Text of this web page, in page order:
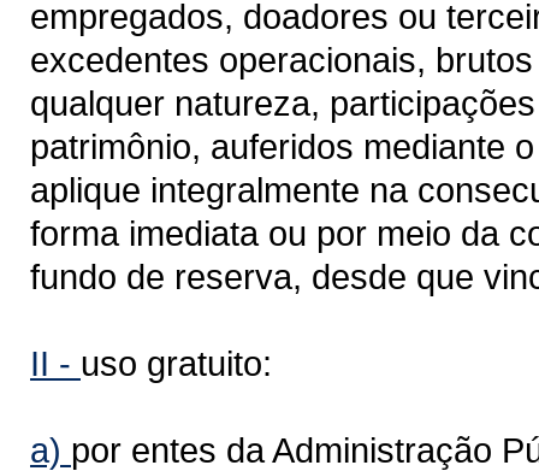
empregados, doadores ou
excedentes operacionais,
qualquer natureza,
patrimônio, auferidos mediante
aplique integralmente na
forma imediata ou por meio da
fundo de reserva, desde que
II - uso gratuito:
a) por entes da Administração